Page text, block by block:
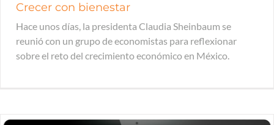
Crecer con bienestar
Hace unos días, la presidenta Claudia Sheinbaum se
reunió con un grupo de economistas para reflexionar
sobre el reto del crecimiento económico en México.